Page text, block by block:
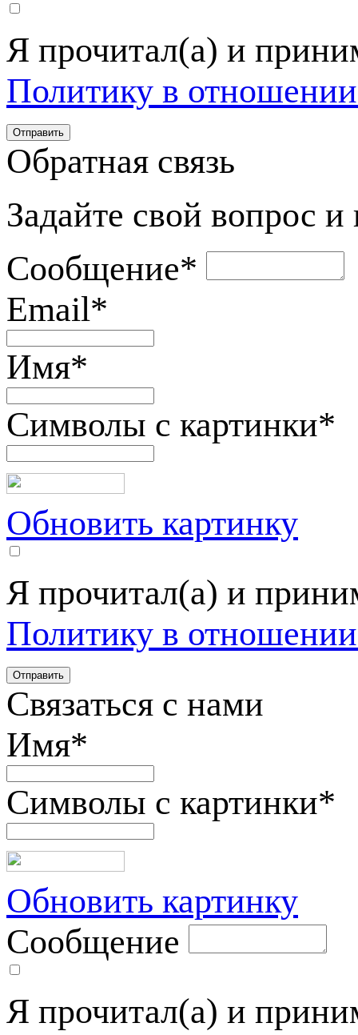
Я прочитал(а) и
Политику в
Обратная связь
Задайте свой вопрос
Сообщение*
Email*
Имя*
Символы с картинки*
Обновить картинку
Я прочитал(а) и
Политику в
Связаться с нами
Имя*
Символы с картинки*
Обновить картинку
Сообщение
Я прочитал(а) и